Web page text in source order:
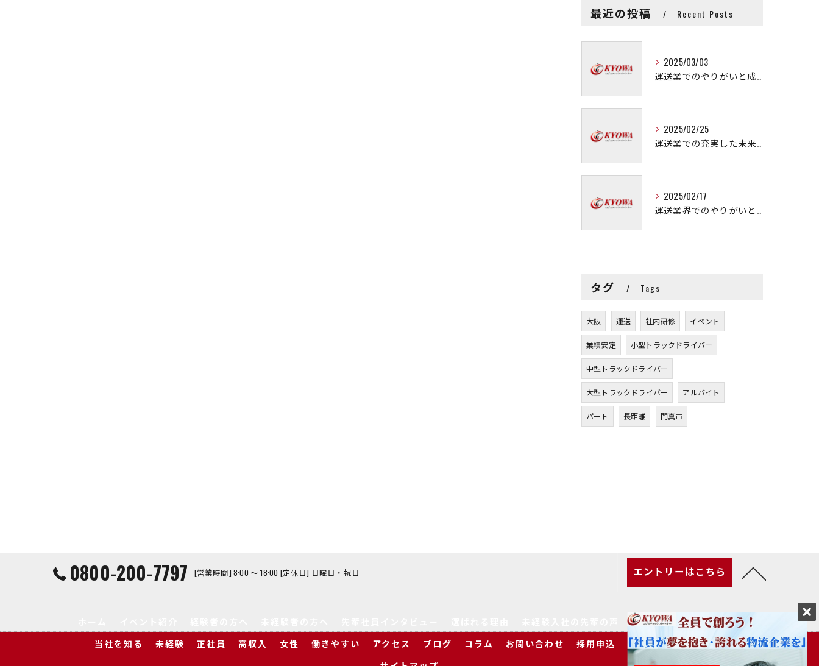
最近の投稿 Recent Posts
2025/03/03
運送業でのやりがいと成長の秘訣
2025/02/25
運送業での充実した未来を拓く方法
2025/02/17
運送業界でのやりがいと可能性
タグ Tags
大阪 運送 社内研修 イベント
業績安定 小型トラックドライバー
中型トラックドライバー
大型トラックドライバー アルバイト
パート 長距離 門真市
0800-200-7797 [営業時間] 8:00 ～ 18:00 [定休日] 日曜日・祝日 エントリーはこちら
家族の皆様へ
求人一覧
当社を知る
未経験 正社員 高収入 女性 働きやすい アクセス ブログ コラム お問い合わせ 採用申込
プライバシーポリシー